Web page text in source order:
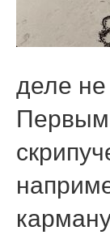
деле не
Первым